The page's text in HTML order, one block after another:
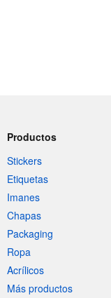
Productos
Stickers
Etiquetas
Imanes
Chapas
Packaging
Ropa
Acrílicos
Más productos